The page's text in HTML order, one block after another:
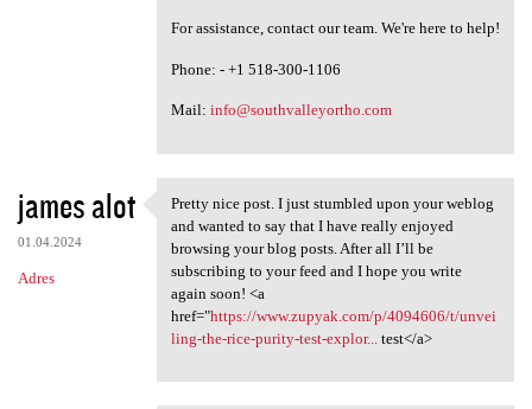
For assistance, contact our team. We're here to help!
Phone: - +1 518-300-1106
Mail: info@southvalleyortho.com
james alot
01.04.2024
Adres
Pretty nice post. I just
Pretty nice post. I just stumbled upon your weblog
and wanted to say that I have really enjoyed
browsing your blog posts. After all I’ll be
subscribing to your feed and I hope you write
again soon! <a
href="https://www.zupyak.com/p/4094606/t/unvei
ling-the-rice-purity-test-explor...
test</a>